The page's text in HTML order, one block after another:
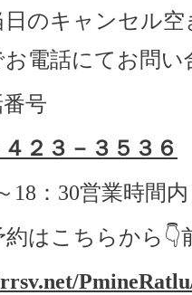
日のキャンセル
電話にてお問い
号
２３－３５３６
18 ： 30営業時間内
はこちらから 👇